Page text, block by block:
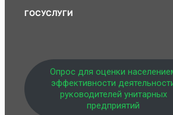
ГОСУСЛУГИ
Опрос для оценки
эффективности
руководителей унитарных
предприятий